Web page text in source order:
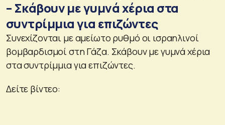
– Σκάβουν με γυμνά χέρια στα
συντρίμμια για επιζώντες
Συνεχίζονται με αμείωτο ρυθμό οι ισραηλινοί
βομβαρδισμοί στη Γάζα. Σκάβουν με γυμνά χέρια
στα συντρίμμια για επιζώντες.
Δείτε βίντεο: